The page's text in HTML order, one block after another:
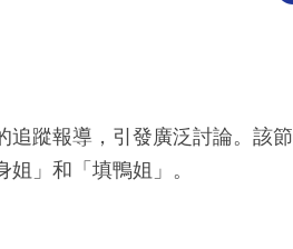
追蹤報導，引發廣泛討論。該節
」和「填鴨姐」。